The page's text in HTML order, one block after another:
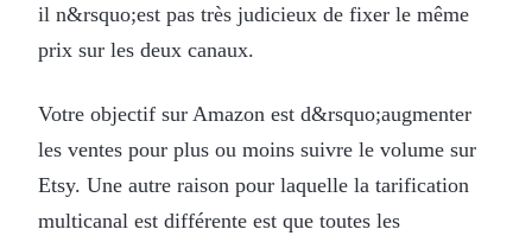
il n&rsquo;est pas très judicieux de fixer le même
prix sur les deux canaux.
Votre objectif sur Amazon est d&rsquo;augmenter
les ventes pour plus ou moins suivre le volume sur
Etsy. Une autre raison pour laquelle la tarification
multicanal est différente est que toutes les